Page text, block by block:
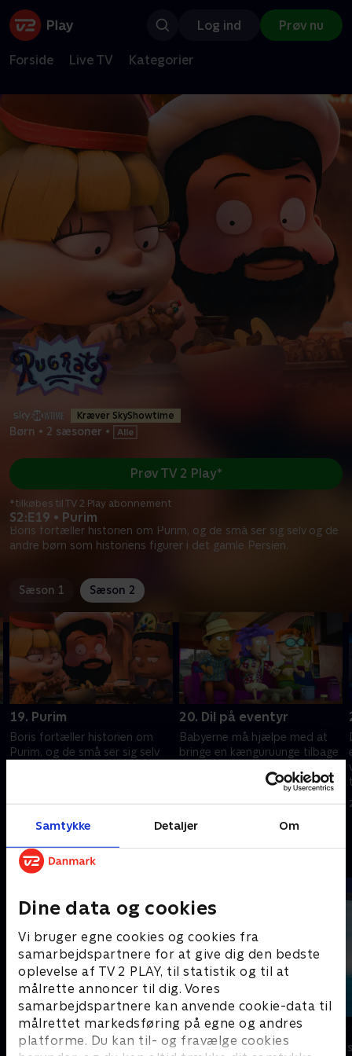
Samtykke Detaljer Om
Dine data og cookies
Vi bruger egne cookies og cookies fra
samarbejdspartnere for at give dig den bedste
oplevelse af TV 2 PLAY, til statistik og til at
målrette annoncer til dig. Vores
samarbejdspartnere kan anvende cookie-data til
målrettet markedsføring på egne og andres
platforme. Du kan til- og fravælge cookies
Log ind Prøv nu
Forside Live TV Kategorier
Kræver SkyShowtime
Børn • 2 sæsoner •
S2:E19 • Purim
Boris fortæller historien om Purim, og de små ser sig selv og de
andre børn som historiens figurer i det gamle Persien.
Prøv TV 2 Play*
*tilkøbes til TV 2 Play abonnement
Sæson 1 Sæson 2
19. Purim
Boris fortæller historien om
Purim, og de små ser sig selv
20. juni 2026 • 22 min
20. Dil på eventyr
Babyerne må hjælpe med at
bringe en kænguruunge tilbage
20. juni 2026 • 21 min
Andre så også
Pingu i byen
Børneserier • 2 sæsoner
Vicke Viking
Børneserier • 1